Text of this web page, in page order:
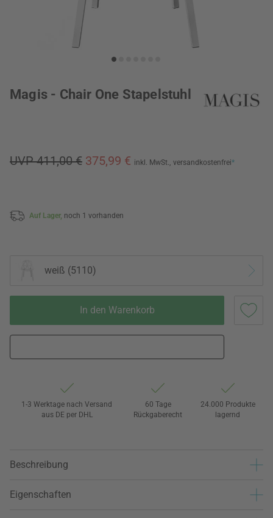
Magis - Chair One Stapelstuhl
UVP 411,00 € 375,99 € inkl. MwSt., versandkostenfrei*
Auf Lager, noch 1 vorhanden
weiß (5110)
In den Warenkorb
1-3 Werktage nach Versand
aus DE per DHL
60 Tage
Rückgaberecht
24.000 Produkte
lagernd
Beschreibung
Eigenschaften